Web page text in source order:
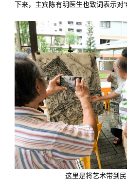
下来，主宾陈有明医生也致词表示对“
这里是将艺术带到